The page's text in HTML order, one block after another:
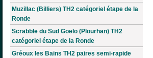
Muzillac (Billiers) TH2 catégoriel étape de la
Ronde
Scrabble du Sud Goëlo (Plourhan) TH2
catégoriel étape de la Ronde
Gréoux les Bains TH2 paires semi-rapide